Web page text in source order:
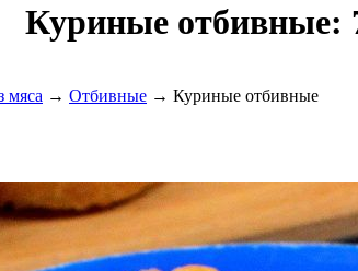
Куриные отбивные:
мяса → Отбивные → Куриные отбивные